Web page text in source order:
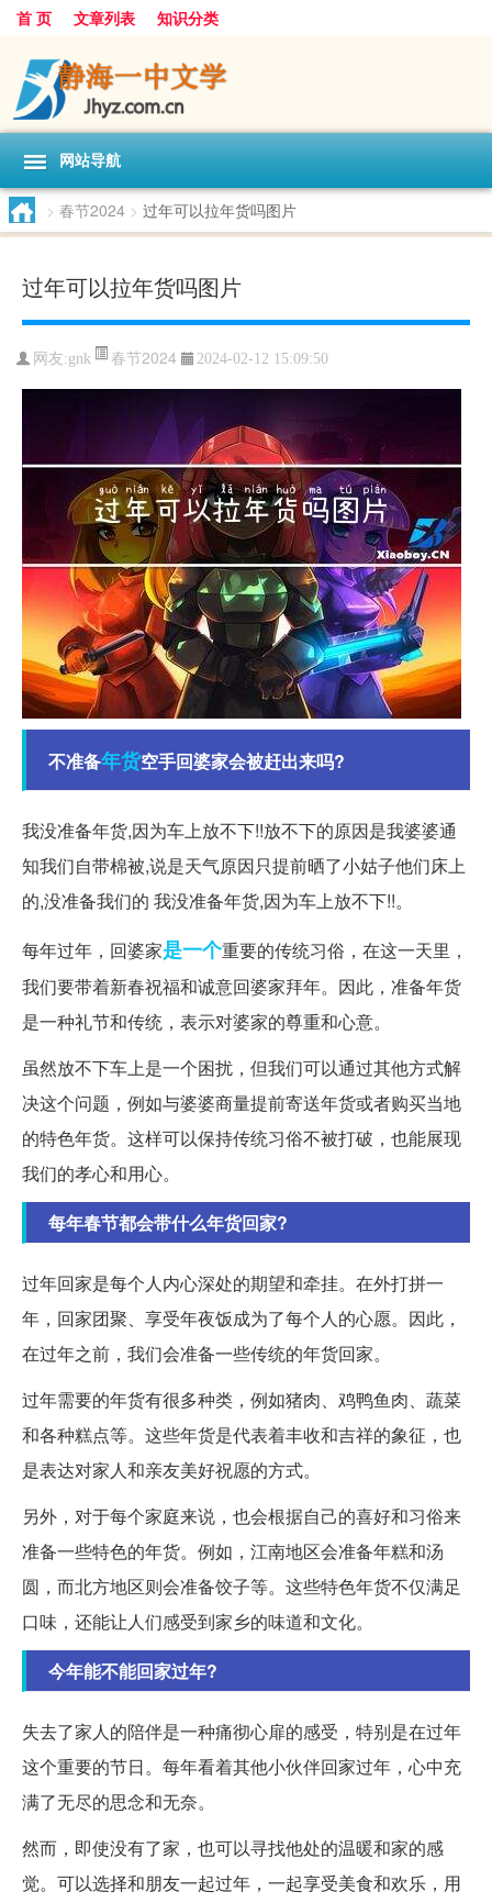
首 页 文章列表 知识分类
网站导航
> 春节2024 > 过年可以拉年货吗图片
过年可以拉年货吗图片
网友:gnk 春节2024 2024-02-12 15:09:50
不准备年货空手回婆家会被赶出来吗?
我没准备年货,因为车上放不下!!放不下的原因是我婆婆通
知我们自带棉被,说是天气原因只提前晒了小姑子他们床上
的,没准备我们的 我没准备年货,因为车上放不下!!。
每年过年，回婆家是一个重要的传统习俗，在这一天里，
我们要带着新春祝福和诚意回婆家拜年。因此，准备年货
是一种礼节和传统，表示对婆家的尊重和心意。
虽然放不下车上是一个困扰，但我们可以通过其他方式解
决这个问题，例如与婆婆商量提前寄送年货或者购买当地
的特色年货。这样可以保持传统习俗不被打破，也能展现
我们的孝心和用心。
每年春节都会带什么年货回家?
过年回家是每个人内心深处的期望和牵挂。在外打拼一
年，回家团聚、享受年夜饭成为了每个人的心愿。因此，
在过年之前，我们会准备一些传统的年货回家。
过年需要的年货有很多种类，例如猪肉、鸡鸭鱼肉、蔬菜
和各种糕点等。这些年货是代表着丰收和吉祥的象征，也
是表达对家人和亲友美好祝愿的方式。
另外，对于每个家庭来说，也会根据自己的喜好和习俗来
准备一些特色的年货。例如，江南地区会准备年糕和汤
圆，而北方地区则会准备饺子等。这些特色年货不仅满足
口味，还能让人们感受到家乡的味道和文化。
今年能不能回家过年?
失去了家人的陪伴是一种痛彻心扉的感受，特别是在过年
这个重要的节日。每年看着其他小伙伴回家过年，心中充
满了无尽的思念和无奈。
然而，即使没有了家，也可以寻找他处的温暖和家的感
觉。可以选择和朋友一起过年，一起享受美食和欢乐，用